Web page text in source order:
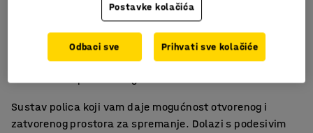
Podesive police
Široka ponuda dodataka
Sustav polica koji vam daje mogućnost otvorenog i
zatvorenog prostora za spremanje. Dolazi s podesivim
Postavke kolačića
Odbaci sve Prihvati sve kolačiće